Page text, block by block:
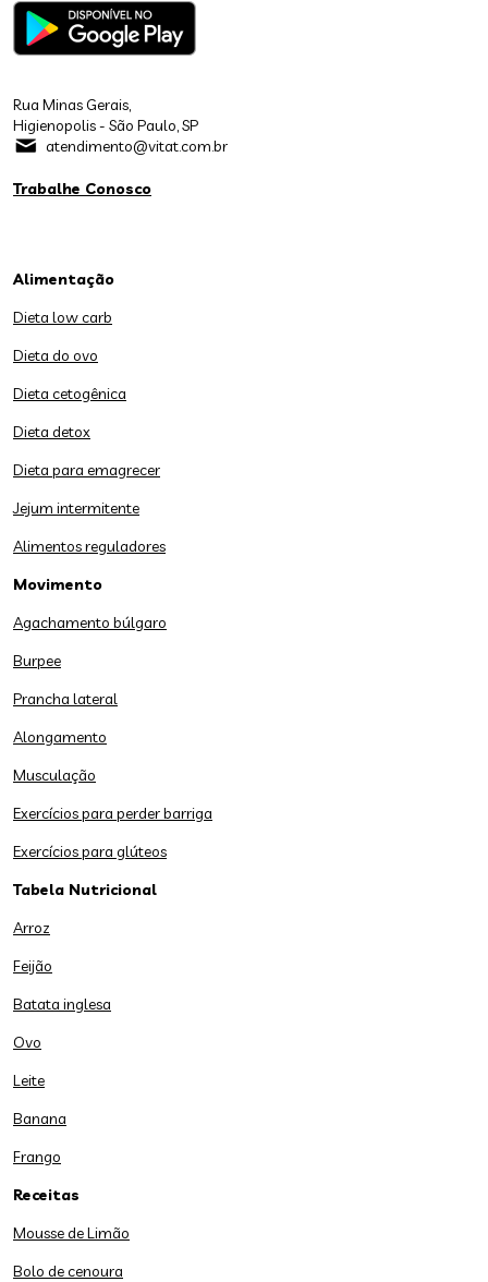
Rua Minas Gerais,
Higienopolis - São Paulo, SP
atendimento@vitat.com.br
Trabalhe Conosco
Alimentação
Dieta low carb
Dieta do ovo
Dieta cetogênica
Dieta detox
Dieta para emagrecer
Jejum intermitente
Alimentos reguladores
Movimento
Agachamento búlgaro
Burpee
Prancha lateral
Alongamento
Musculação
Exercícios para perder barriga
Exercícios para glúteos
Tabela Nutricional
Arroz
Feijão
Batata inglesa
Ovo
Leite
Banana
Frango
Receitas
Mousse de Limão
Bolo de cenoura